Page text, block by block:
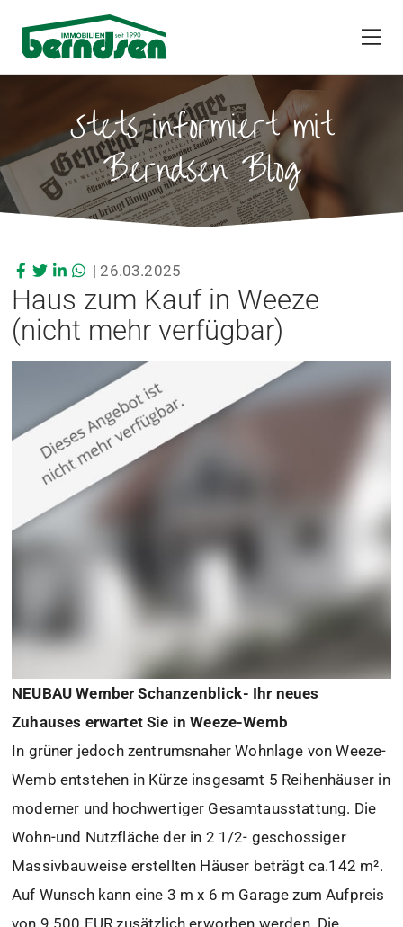
Stets informiert mit
Berndsen Blog
|26.03.2025
Haus zum Kauf in Weeze
(nicht mehr verfügbar)
NEUBAU Wember Schanzenblick- Ihr neues
Zuhauses erwartet Sie in Weeze-Wemb
In grüner jedoch zentrumsnaher Wohnlage von Weeze-
Wemb entstehen in Kürze insgesamt 5 Reihenhäuser in
moderner und hochwertiger Gesamtausstattung. Die
Wohn-und Nutzfläche der in 2 1/2- geschossiger
Massivbauweise erstellten Häuser beträgt ca.142 m².
Auf Wunsch kann eine 3 m x 6 m Garage zum Aufpreis
von 9.500 EUR zusätzlich erworben werden. Die